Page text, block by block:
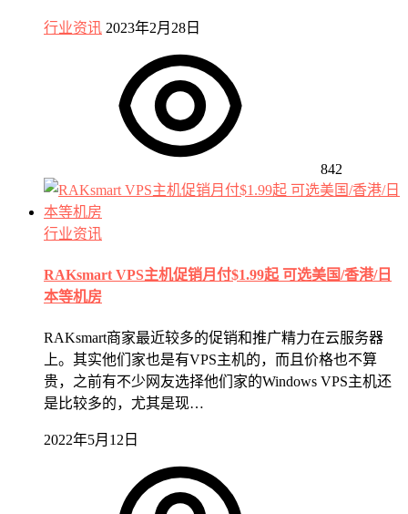
行业资讯 2023年2月28日
842
行业资讯
RAKsmart VPS主机促销月付$1.99起 可选美国/香港/日
本等机房
RAKsmart商家最近较多的促销和推广精力在云服务器
上。其实他们家也是有VPS主机的，而且价格也不算
贵，之前有不少网友选择他们家的Windows VPS主机还
是比较多的，尤其是现…
2022年5月12日